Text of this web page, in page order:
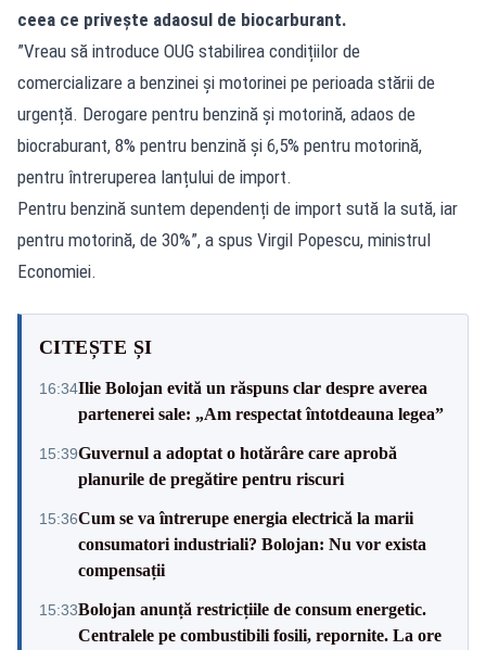
ceea ce privește adaosul de biocarburant.
”Vreau să introduce OUG stabilirea condițiilor de
comercializare a benzinei și motorinei pe perioada stării de
urgență. Derogare pentru benzină și motorină, adaos de
biocraburant, 8% pentru benzină și 6,5% pentru motorină,
pentru întreruperea lanțului de import.
Pentru benzină suntem dependenți de import sută la sută, iar
pentru motorină, de 30%”, a spus Virgil Popescu, ministrul
Economiei.
CITEȘTE ȘI
16:34Ilie Bolojan evită un răspuns clar despre averea
partenerei sale: „Am respectat întotdeauna legea”
15:39Guvernul a adoptat o hotărâre care aprobă
planurile de pregătire pentru riscuri
15:36Cum se va întrerupe energia electrică la marii
consumatori industriali? Bolojan: Nu vor exista
compensații
15:33Bolojan anunță restricțiile de consum energetic.
Centralele pe combustibili fosili, repornite. La ore